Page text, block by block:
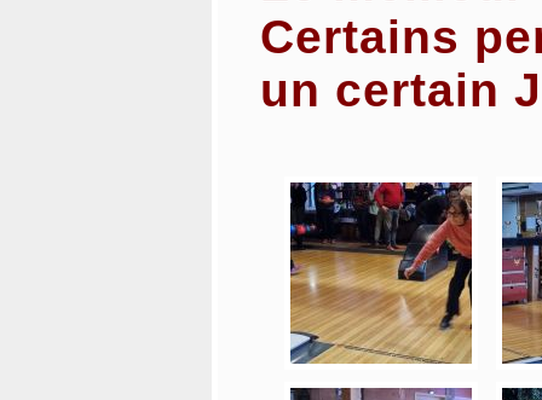
Certains
un certain